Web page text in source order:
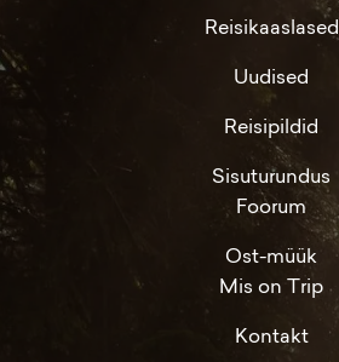
Reisikaaslased
Uudised
Reisipildid
Sisuturundus
Foorum
Ost-müük
Mis on Trip
Kontakt